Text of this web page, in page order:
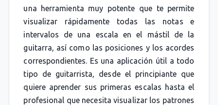
una herramienta muy potente que te permite
visualizar rápidamente todas las notas e
intervalos de una escala en el mástil de la
guitarra, así como las posiciones y los acordes
correspondientes. Es una aplicación útil a todo
tipo de guitarrista, desde el principiante que
quiere aprender sus primeras escalas hasta el
profesional que necesita visualizar los patrones